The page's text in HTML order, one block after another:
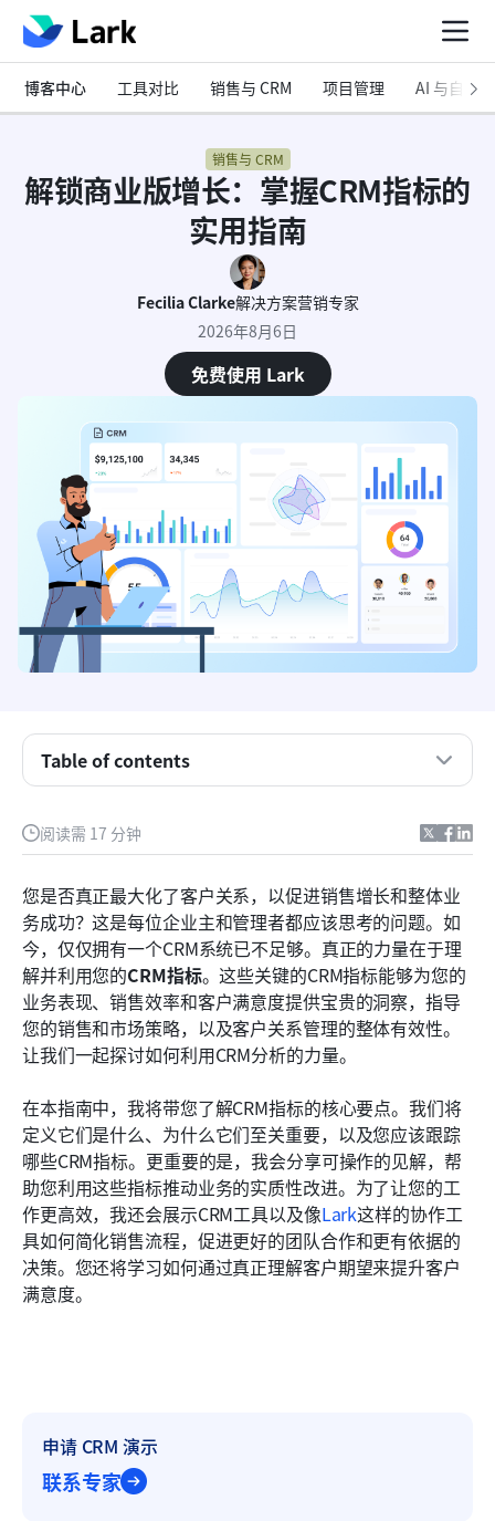
博客中心 工具对比 销售与 CRM 项目管理 AI 与自动化
销售与 CRM
解锁商业版增长：掌握CRM指标的
实用指南
Fecilia Clarke解决方案营销专家
2026年8月6日
免费使用 Lark
阅读需 17 分钟
您是否真正最大化了客户关系，以促进销售增长和整体业
务成功？这是每位企业主和管理者都应该思考的问题。如
今，仅仅拥有一个CRM系统已不足够。真正的力量在于理
解并利用您的CRM指标。这些关键的CRM指标能够为您的
业务表现、销售效率和客户满意度提供宝贵的洞察，指导
您的销售和市场策略，以及客户关系管理的整体有效性。
让我们一起探讨如何利用CRM分析的力量。
在本指南中，我将带您了解CRM指标的核心要点。我们将
定义它们是什么、为什么它们至关重要，以及您应该跟踪
哪些CRM指标。更重要的是，我会分享可操作的见解，帮
助您利用这些指标推动业务的实质性改进。为了让您的工
作更高效，我还会展示CRM工具以及像Lark这样的协作工
具如何简化销售流程，促进更好的团队合作和更有依据的
决策。您还将学习如何通过真正理解客户期望来提升客户
满意度。
申请 CRM 演示
联系专家
Table of contents
CRM指标究竟是什么？
为什么CRM指标是您业务增长的秘密武器
需要跟踪的关键CRM指标：全面概览
Lark 如何优化您的 CRM 指标跟踪
可执行的策略以提升您的CRM指标
结论
常见问题
相关阅读